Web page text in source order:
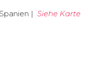
| Siehe Karte